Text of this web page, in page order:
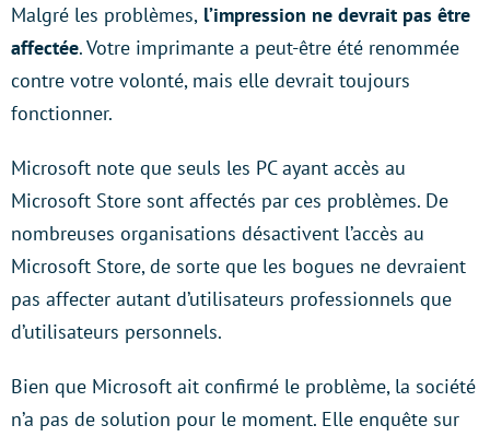
Malgré les problèmes, l’impression ne devrait pas être
affectée. Votre imprimante a peut-être été renommée
contre votre volonté, mais elle devrait toujours
fonctionner.
Microsoft note que seuls les PC ayant accès au
Microsoft Store sont affectés par ces problèmes. De
nombreuses organisations désactivent l’accès au
Microsoft Store, de sorte que les bogues ne devraient
pas affecter autant d’utilisateurs professionnels que
d’utilisateurs personnels.
Bien que Microsoft ait confirmé le problème, la société
n’a pas de solution pour le moment. Elle enquête sur